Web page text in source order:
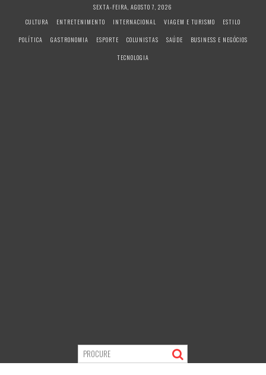
SEXTA-FEIRA, AGOSTO 7, 2026
CULTURA
ENTRETENIMENTO INTERNACIONAL VIAGEM E TURISMO
ESTILO
POLÍTICA
GASTRONOMIA ESPORTE COLUNISTAS SAÚDE
BUSINESS E NEGÓCIOS
TECNOLOGIA